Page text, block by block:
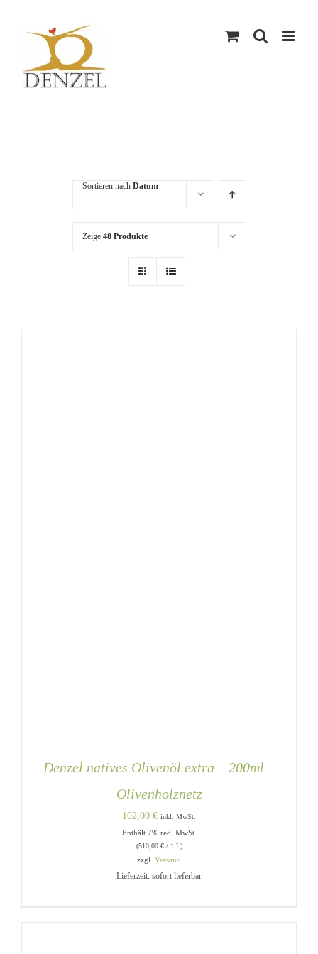
Sortieren nach Datum
Zeige 48 Produkte
Denzel natives Olivenöl extra – 200ml –
Olivenholznetz
102,00 € inkl. MwSt.
Enthält 7% red. MwSt.
(510,00 €/ 1 L)
zzgl. Versand
Lieferzeit: sofort lieferbar